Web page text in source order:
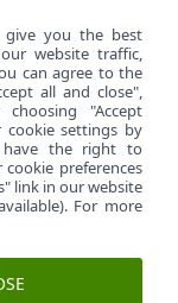
you the best
website traffic,
can agree to the
all and close",
"Accept
cookie settings by
have the right to
preferences
link in our website
For more